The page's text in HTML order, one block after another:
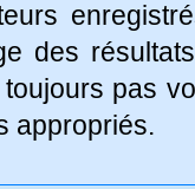
des
pas
appropriés.